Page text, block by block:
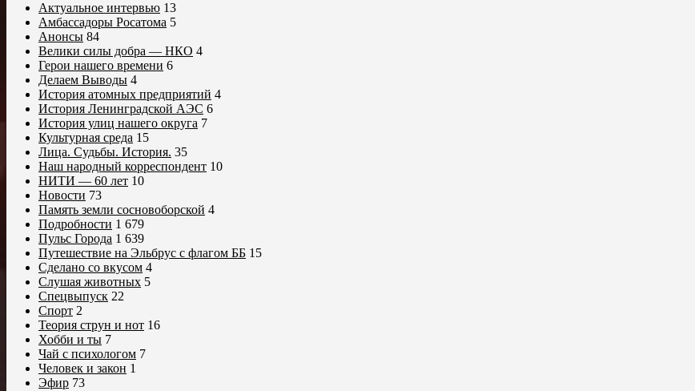
Актуальное интервью 13
Амбассадоры Росатома 5
Анонсы 84
Велики силы добра — НКО 4
Герои нашего времени 6
Делаем Выводы 4
История атомных предприятий 4
История Ленинградской АЭС 6
История улиц нашего округа 7
Культурная среда 15
Лица. Судьбы. История. 35
Наш народный корреспондент 10
НИТИ — 60 лет 10
Новости 73
Память земли сосновоборской 4
Подробности 1 679
Пульс Города 1 639
Путешествие на Эльбрус с флагом ББ 15
Сделано со вкусом 4
Слушая животных 5
Спецвыпуск 22
Спорт 2
Теория струн и нот 16
Хобби и ты 7
Чай с психологом 7
Человек и закон 1
Эфир 73